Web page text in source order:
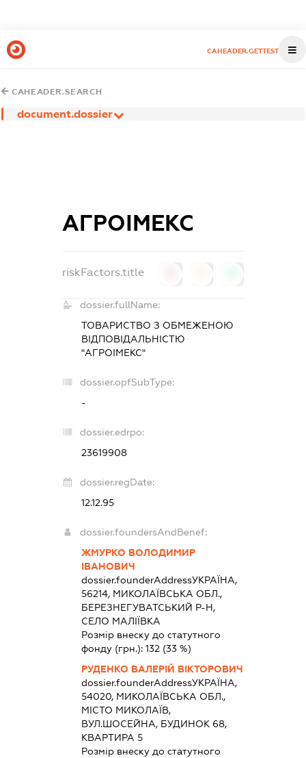
CAHEADER.GETTEST
CAHEADER.SEARCH
document.dossier
АГРОІМЕКС
riskFactors.title
dossier.fullName:
ТОВАРИСТВО З ОБМЕЖЕНОЮ
ВІДПОВІДАЛЬНІСТЮ
"АГРОІМЕКС"
dossier.opfSubType:
-
dossier.edrpo:
23619908
dossier.regDate:
12.12.95
dossier.foundersAndBenef:
ЖМУРКО ВОЛОДИМИР
ІВАНОВИЧ
dossier.founderAddressУКРАЇНА,
56214, МИКОЛАЇВСЬКА ОБЛ.,
БЕРЕЗНЕГУВАТСЬКИЙ Р-Н,
СЕЛО МАЛІЇВКА
Розмір внеску до статутного
фонду (грн.): 132 (33 %)
РУДЕНКО ВАЛЕРІЙ ВІКТОРОВИЧ
dossier.founderAddressУКРАЇНА,
54020, МИКОЛАЇВСЬКА ОБЛ.,
МІСТО МИКОЛАЇВ,
ВУЛ.ШОСЕЙНА, БУДИНОК 68,
КВАРТИРА 5
Розмір внеску до статутного